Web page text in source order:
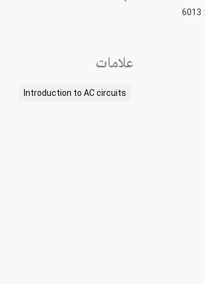
: 6013
علامات
Introduction to AC circuits